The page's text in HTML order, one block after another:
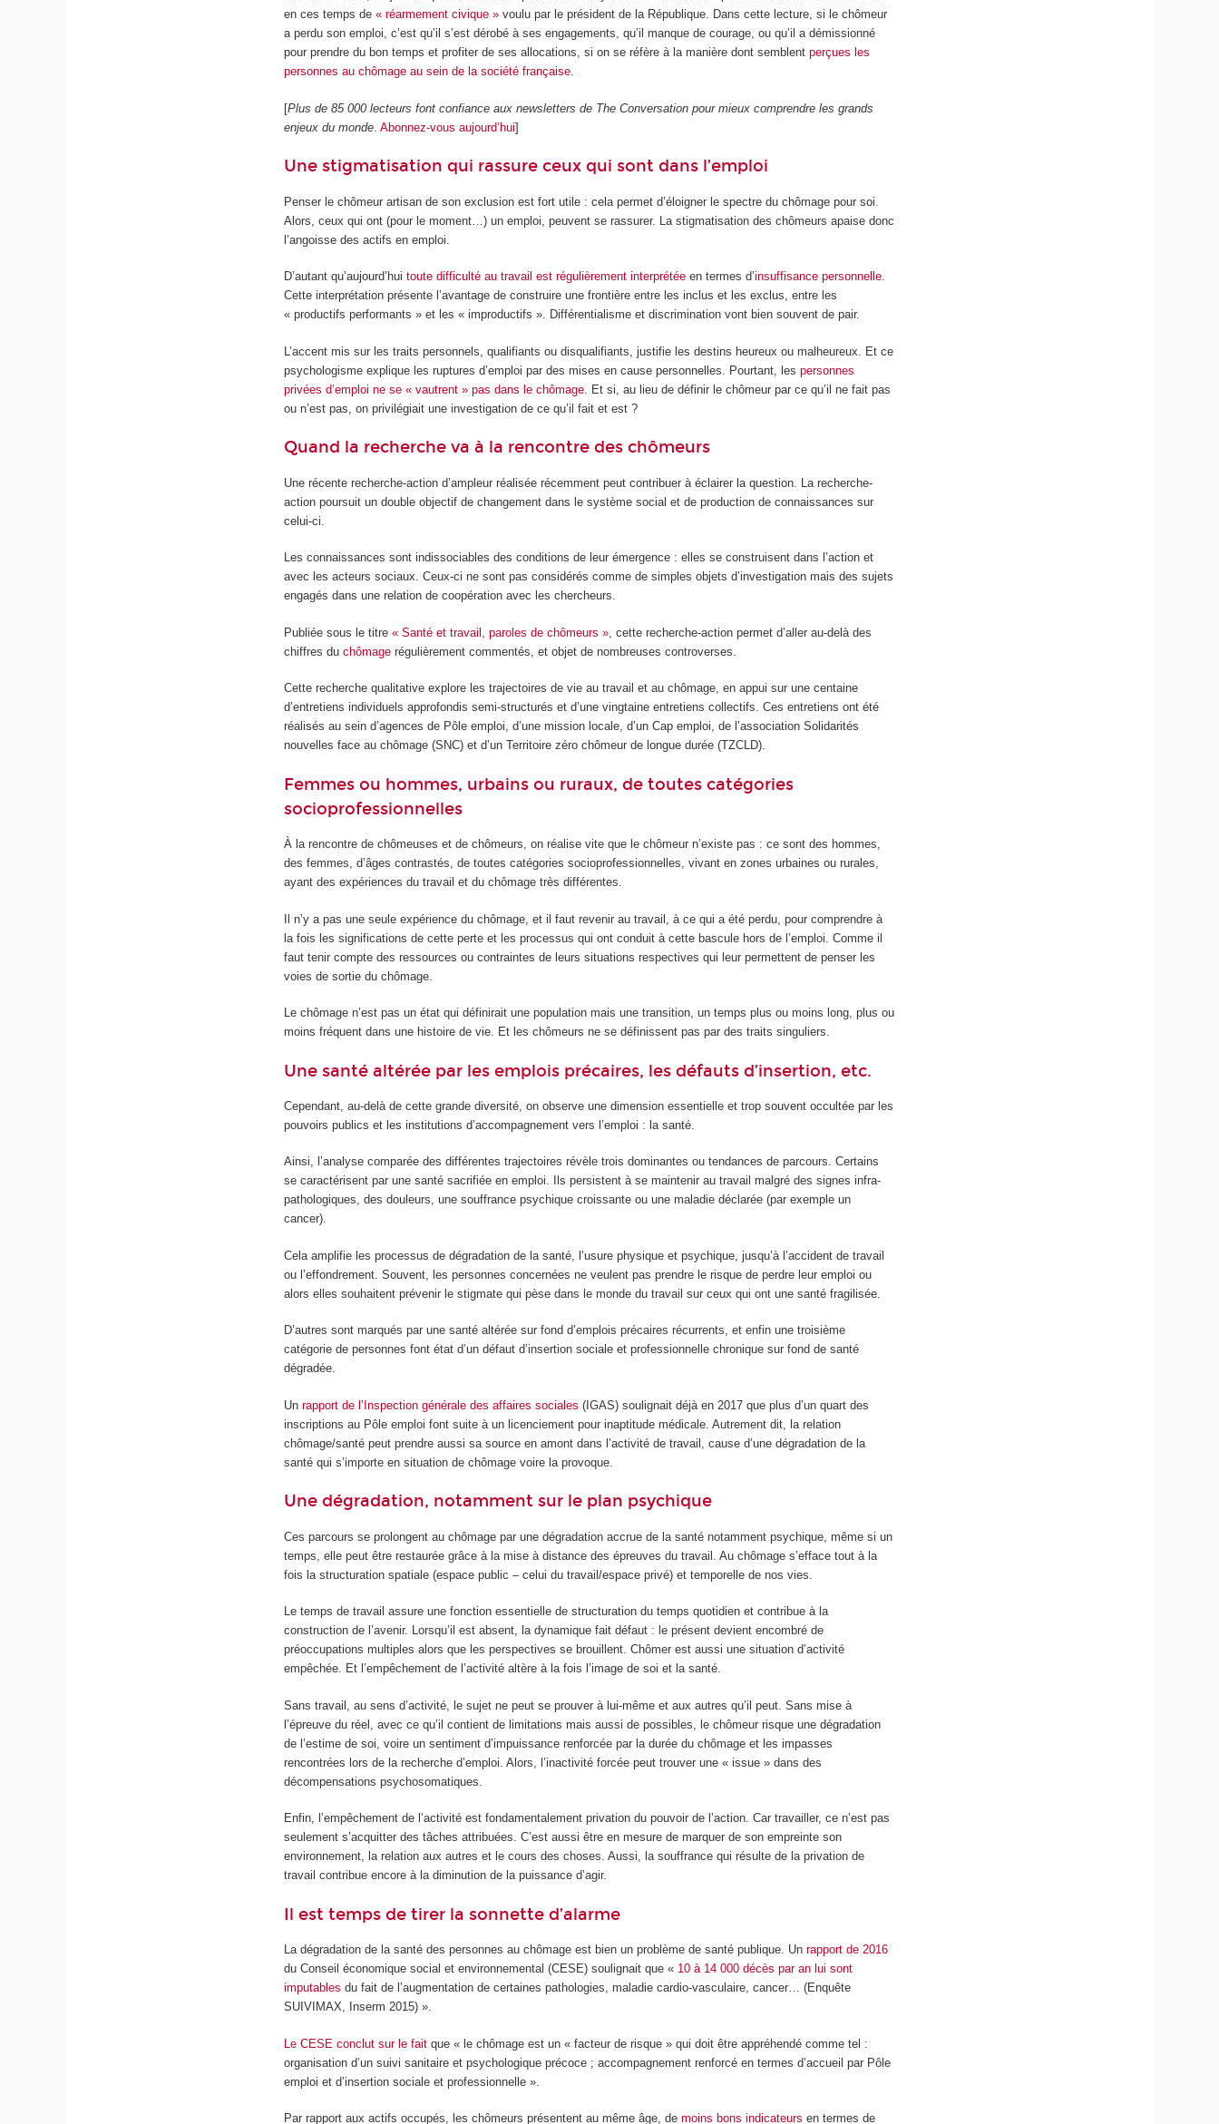
en ces temps de« réarmement civique » voulu par le président de la République. Dans cette lecture, si le chômeur
a perdu son emploi, c’est qu’il s’est dérobé à ses engagements, qu’il manque de courage, ou qu’il a démissionné
pour prendre du bon temps et profiter de ses allocations, si on se réfère à la manière dont semblentperçues les
personnes au chômage au sein de la société française.
[Plus de 85 000 lecteurs font confiance aux newsletters de The Conversation pour mieux comprendre les grands
enjeux du monde .Abonnez-vous aujourd’hui]
Une stigmatisation qui rassure ceux qui sont dans l’emploi
Penser le chômeur artisan de son exclusion est fort utile : cela permet d’éloigner le spectre du chômage pour soi.
Alors, ceux qui ont (pour le moment…) un emploi, peuvent se rassurer. La stigmatisation des chômeurs apaise donc
l’angoisse des actifs en emploi.
D’autant qu’aujourd’huitoute difficulté au travail est régulièrement interprétée en termes d’insuffisance personnelle.
Cette interprétation présente l’avantage de construire une frontière entre les inclus et les exclus, entre les
« productifs performants » et les « improductifs ». Différentialisme et discrimination vont bien souvent de pair.
L’accent mis sur les traits personnels, qualifiants ou disqualifiants, justifie les destins heureux ou malheureux. Et ce
psychologisme explique les ruptures d’emploi par des mises en cause personnelles. Pourtant, lespersonnes
privées d’emploi ne se « vautrent » pas dans le chômage . Et si, au lieu de définir le chômeur par ce qu’il ne fait pas
ou n’est pas, on privilégiait une investigation de ce qu’il fait et est ?
Quand la recherche va à la rencontre des chômeurs
Une récente recherche-action d’ampleur réalisée récemment peut contribuer à éclairer la question. La recherche-
action poursuit un double objectif de changement dans le système social et de production de connaissances sur
celui-ci.
Les connaissances sont indissociables des conditions de leur émergence : elles se construisent dans l’action et
avec les acteurs sociaux. Ceux-ci ne sont pas considérés comme de simples objets d’investigation mais des sujets
engagés dans une relation de coopération avec les chercheurs.
Publiée sous le titre« Santé et travail, paroles de chômeurs » , cette recherche-action permet d’aller au-delà des
chiffres duchômage régulièrement commentés, et objet de nombreuses controverses.
Cette recherche qualitative explore les trajectoires de vie au travail et au chômage, en appui sur une centaine
d’entretiens individuels approfondis semi-structurés et d’une vingtaine entretiens collectifs. Ces entretiens ont été
réalisés au sein d’agences de Pôle emploi, d’une mission locale, d’un Cap emploi, de l’association Solidarités
nouvelles face au chômage (SNC) et d’un Territoire zéro chômeur de longue durée (TZCLD).
Femmes ou hommes, urbains ou ruraux, de toutes catégories
socioprofessionnelles
À la rencontre de chômeuses et de chômeurs, on réalise vite que le chômeur n’existe pas : ce sont des hommes,
des femmes, d’âges contrastés, de toutes catégories socioprofessionnelles, vivant en zones urbaines ou rurales,
ayant des expériences du travail et du chômage très différentes.
Il n’y a pas une seule expérience du chômage, et il faut revenir au travail, à ce qui a été perdu, pour comprendre à
la fois les significations de cette perte et les processus qui ont conduit à cette bascule hors de l’emploi. Comme il
faut tenir compte des ressources ou contraintes de leurs situations respectives qui leur permettent de penser les
voies de sortie du chômage.
Le chômage n’est pas un état qui définirait une population mais une transition, un temps plus ou moins long, plus ou
moins fréquent dans une histoire de vie. Et les chômeurs ne se définissent pas par des traits singuliers.
Une santé altérée par les emplois précaires, les défauts d’insertion, etc.
Cependant, au-delà de cette grande diversité, on observe une dimension essentielle et trop souvent occultée par les
pouvoirs publics et les institutions d’accompagnement vers l’emploi : la santé.
Ainsi, l’analyse comparée des différentes trajectoires révèle trois dominantes ou tendances de parcours. Certains
se caractérisent par une santé sacrifiée en emploi. Ils persistent à se maintenir au travail malgré des signes infra-
pathologiques, des douleurs, une souffrance psychique croissante ou une maladie déclarée (par exemple un
cancer).
Cela amplifie les processus de dégradation de la santé, l’usure physique et psychique, jusqu’à l’accident de travail
ou l’effondrement. Souvent, les personnes concernées ne veulent pas prendre le risque de perdre leur emploi ou
alors elles souhaitent prévenir le stigmate qui pèse dans le monde du travail sur ceux qui ont une santé fragilisée.
D’autres sont marqués par une santé altérée sur fond d’emplois précaires récurrents, et enfin une troisième
catégorie de personnes font état d’un défaut d’insertion sociale et professionnelle chronique sur fond de santé
dégradée.
Unrapport de l’Inspection générale des affaires sociales (IGAS) soulignait déjà en 2017 que plus d’un quart des
inscriptions au Pôle emploi font suite à un licenciement pour inaptitude médicale. Autrement dit, la relation
chômage/santé peut prendre aussi sa source en amont dans l’activité de travail, cause d’une dégradation de la
santé qui s’importe en situation de chômage voire la provoque.
Une dégradation, notamment sur le plan psychique
Ces parcours se prolongent au chômage par une dégradation accrue de la santé notamment psychique, même si un
temps, elle peut être restaurée grâce à la mise à distance des épreuves du travail. Au chômage s’efface tout à la
fois la structuration spatiale (espace public – celui du travail/espace privé) et temporelle de nos vies.
Le temps de travail assure une fonction essentielle de structuration du temps quotidien et contribue à la
construction de l’avenir. Lorsqu’il est absent, la dynamique fait défaut : le présent devient encombré de
préoccupations multiples alors que les perspectives se brouillent. Chômer est aussi une situation d’activité
empêchée. Et l’empêchement de l’activité altère à la fois l’image de soi et la santé.
Sans travail, au sens d’activité, le sujet ne peut se prouver à lui-même et aux autres qu’il peut. Sans mise à
l’épreuve du réel, avec ce qu’il contient de limitations mais aussi de possibles, le chômeur risque une dégradation
de l’estime de soi, voire un sentiment d’impuissance renforcée par la durée du chômage et les impasses
rencontrées lors de la recherche d’emploi. Alors, l’inactivité forcée peut trouver une « issue » dans des
décompensations psychosomatiques.
Enfin, l’empêchement de l’activité est fondamentalement privation du pouvoir de l’action. Car travailler, ce n’est pas
seulement s’acquitter des tâches attribuées. C’est aussi être en mesure de marquer de son empreinte son
environnement, la relation aux autres et le cours des choses. Aussi, la souffrance qui résulte de la privation de
travail contribue encore à la diminution de la puissance d’agir.
Il est temps de tirer la sonnette d’alarme
La dégradation de la santé des personnes au chômage est bien un problème de santé publique. Unrapport de 2016
du Conseil économique social et environnemental (CESE) soulignait que « 10 à 14 000 décès par an lui sont
imputables du fait de l’augmentation de certaines pathologies, maladie cardio-vasculaire, cancer… (Enquête
SUIVIMAX, Inserm 2015) ».
Le CESE conclut sur le fait que « le chômage est un « facteur de risque » qui doit être appréhendé comme tel :
organisation d’un suivi sanitaire et psychologique précoce ; accompagnement renforcé en termes d’accueil par Pôle
emploi et d’insertion sociale et professionnelle ».
Par rapport aux actifs occupés, les chômeurs présentent au même âge, demoins bons indicateurs en termes de